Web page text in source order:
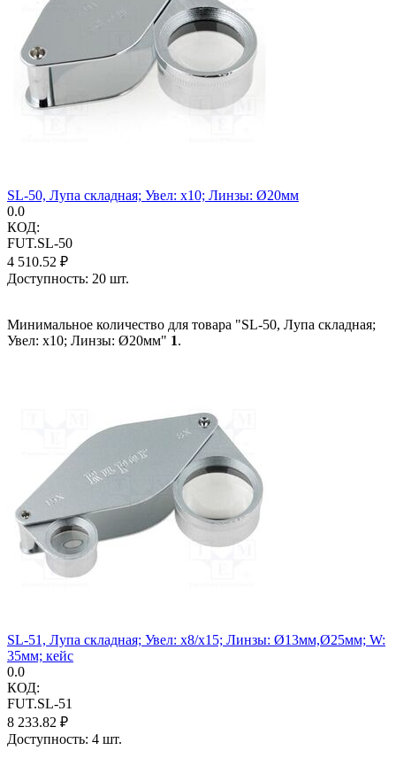
SL-50, Лупа складная; Увел: x10; Линзы: Ø20мм
0.0
КОД:
FUT.SL-50
4 510.52 ₽
Доступность: 20 шт.
Минимальное количество для товара "SL-50, Лупа складная;
Увел: x10; Линзы: Ø20мм" 1.
SL-51, Лупа складная; Увел: x8/x15; Линзы: Ø13мм,Ø25мм; W:
35мм; кейс
0.0
КОД:
FUT.SL-51
8 233.82 ₽
Доступность: 4 шт.